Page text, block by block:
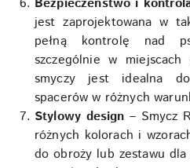
Bezpieczeństwo i
jest zaprojektowana w
pełną kontrolę nad
szczególnie w
smyczy jest idealna
spacerów w różnych
Stylowy design – Smycz
różnych kolorach i
do obroży lub zestawu